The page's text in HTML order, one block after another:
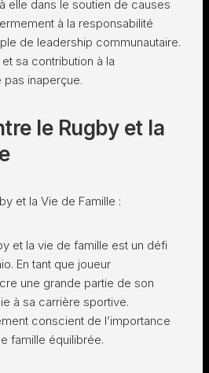
elle dans le soutien de causes
à la responsabilité
de leadership communautaire.
sa contribution à la
inaperçue.
le Rugby et la
et la Vie de Famille :
et la vie de famille est un défi
En tant que joueur
une grande partie de son
à sa carrière sportive.
conscient de l’importance
famille équilibrée.